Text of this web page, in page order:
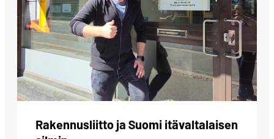
Rakennusliitto ja Suomi itävaltalaisen